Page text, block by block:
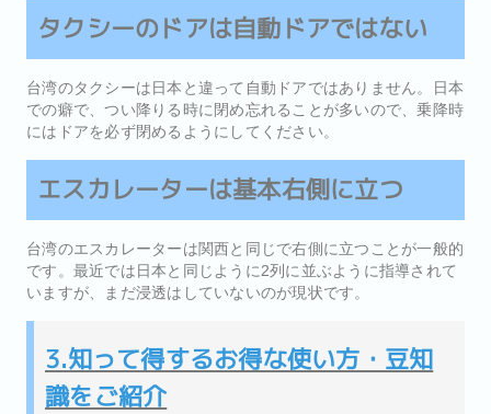
タクシーのドアは自動ドアではない
台湾のタクシーは日本と違って自動ドアではありません。日本
での癖で、つい降りる時に閉め忘れることが多いので、乗降時
にはドアを必ず閉めるようにしてください。
エスカレーターは基本右側に立つ
台湾のエスカレーターは関西と同じで右側に立つことが一般的
です。最近では日本と同じように2列に並ぶように指導されて
いますが、まだ浸透はしていないのが現状です。
3.知って得するお得な使い方・豆知
識をご紹介